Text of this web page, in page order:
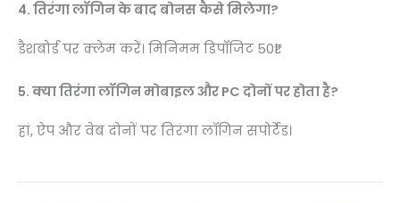
4. तिरंगा लॉगिन के बाद बोनस कैसे मिलेगा?
डैशबोर्ड पर क्लेम करें। मिनिमम डिपॉजिट 50₹।
5. क्या तिरंगा लॉगिन मोबाइल और PC दोनों पर होता है?
हां, ऐप और वेब दोनों पर तिरंगा लॉगिन सपोर्टेड।